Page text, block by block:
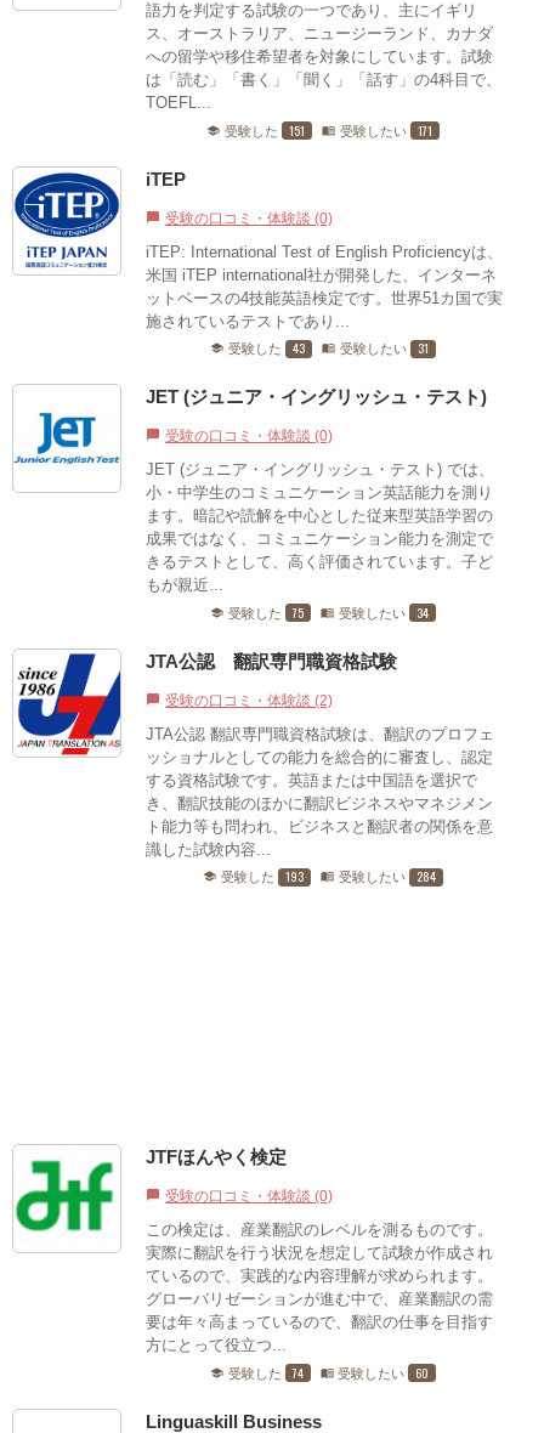
語力を判定する試験の一つであり、主にイギリ
ス、オーストラリア、ニュージーランド、カナダ
への留学や移住希望者を対象にしています。試験
は「読む」「書く」「聞く」「話す」の4科目で、
TOEFL...
school 受験した 151 menu_book 受験したい 171
iTEP
chat_bubble 受験の口コミ・体験談 (0)
iTEP: International Test of English Proficiencyは、
米国 iTEP international社が開発した、インターネ
ットベースの4技能英語検定です。世界51カ国で実
施されているテストであり...
school 受験した 43 menu_book 受験したい 31
JET (ジュニア・イングリッシュ・テスト)
chat_bubble 受験の口コミ・体験談 (0)
JET (ジュニア・イングリッシュ・テスト) では、
小・中学生のコミュニケーション英話能力を測り
ます。暗記や読解を中心とした従来型英語学習の
成果ではなく、コミュニケーション能力を測定で
きるテストとして、高く評価されています。子ど
もが親近...
school 受験した 75 menu_book 受験したい 34
JTA公認 翻訳専門職資格試験
chat_bubble 受験の口コミ・体験談 (2)
JTA公認 翻訳専門職資格試験は、翻訳のプロフェ
ッショナルとしての能力を総合的に審査し、認定
する資格試験です。英語または中国語を選択で
き、翻訳技能のほかに翻訳ビジネスやマネジメン
ト能力等も問われ、ビジネスと翻訳者の関係を意
識した試験内容...
school 受験した 193 menu_book 受験したい 284
JTFほんやく検定
chat_bubble 受験の口コミ・体験談 (0)
この検定は、産業翻訳のレベルを測るものです。
実際に翻訳を行う状況を想定して試験が作成され
ているので、実践的な内容理解が求められます。
グローバリゼーションが進む中で、産業翻訳の需
要は年々高まっているので、翻訳の仕事を目指す
方にとって役立つ...
school 受験した 74 menu_book 受験したい 60
Linguaskill Business